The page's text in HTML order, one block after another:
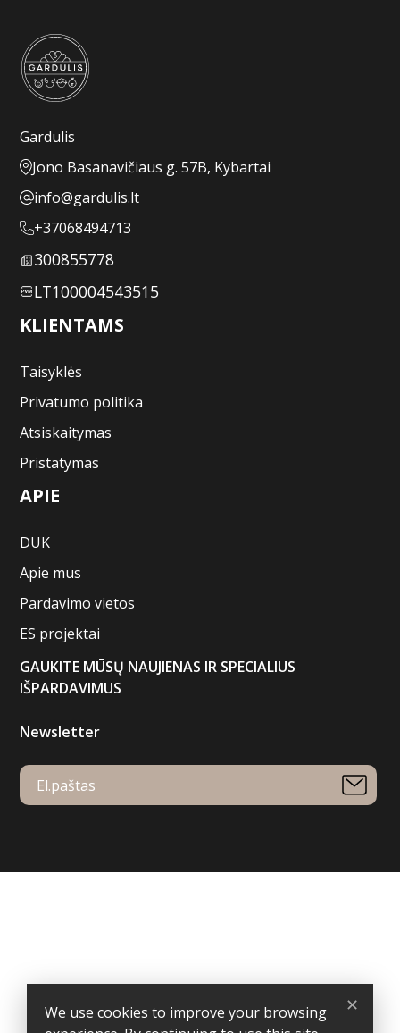
✕
We use cookies to improve your browsing
Gardulis
Jono Basanavičiaus g. 57B, Kybartai
info@gardulis.lt
+37068494713
300855778
LT100004543515
KLIENTAMS
Taisyklės
Privatumo politika
Atsiskaitymas
Pristatymas
APIE
DUK
Apie mus
Pardavimo vietos
ES projektai
GAUKITE MŪSŲ NAUJIENAS IR SPECIALIUS
IŠPARDAVIMUS
Newsletter
Gardulis
Specialūs pasiūlymai verslo dovanoms – išskirtinei Jūsų